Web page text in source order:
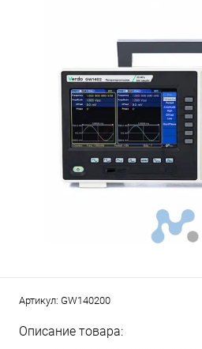
Артикул: GW140200
Описание товара: